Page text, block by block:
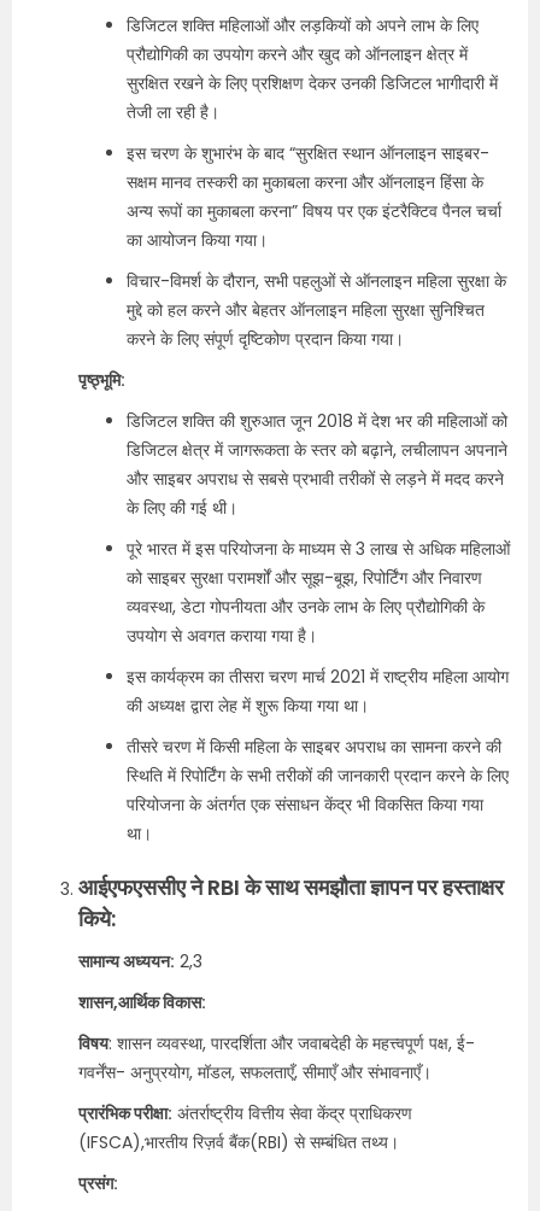
डिजिटल शक्ति महिलाओं और लड़कियों को अपने लाभ के लिए
प्रौद्योगिकी का उपयोग करने और खुद को ऑनलाइन क्षेत्र में
सुरक्षित रखने के लिए प्रशिक्षण देकर उनकी डिजिटल भागीदारी में
तेजी ला रही है।
इस चरण के शुभारंभ के बाद “सुरक्षित स्थान ऑनलाइन साइबर-
सक्षम मानव तस्करी का मुकाबला करना और ऑनलाइन हिंसा के
अन्य रूपों का मुकाबला करना” विषय पर एक इंटरैक्टिव पैनल चर्चा
का आयोजन किया गया।
विचार-विमर्श के दौरान, सभी पहलुओं से ऑनलाइन महिला सुरक्षा के
मुद्दे को हल करने और बेहतर ऑनलाइन महिला सुरक्षा सुनिश्चित
करने के लिए संपूर्ण दृष्टिकोण प्रदान किया गया।
पृष्ठ्भूमि:
डिजिटल शक्ति की शुरुआत जून 2018 में देश भर की महिलाओं को
डिजिटल क्षेत्र में जागरूकता के स्तर को बढ़ाने, लचीलापन अपनाने
और साइबर अपराध से सबसे प्रभावी तरीकों से लड़ने में मदद करने
के लिए की गई थी।
पूरे भारत में इस परियोजना के माध्यम से 3 लाख से अधिक महिलाओं
को साइबर सुरक्षा परामर्शों और सूझ-बूझ, रिपोर्टिंग और निवारण
व्यवस्था, डेटा गोपनीयता और उनके लाभ के लिए प्रौद्योगिकी के
उपयोग से अवगत कराया गया है।
इस कार्यक्रम का तीसरा चरण मार्च 2021 में राष्ट्रीय महिला आयोग
की अध्यक्ष द्वारा लेह में शुरू किया गया था।
तीसरे चरण में किसी महिला के साइबर अपराध का सामना करने की
स्थिति में रिपोर्टिंग के सभी तरीकों की जानकारी प्रदान करने के लिए
परियोजना के अंतर्गत एक संसाधन केंद्र भी विकसित किया गया
था।
आईएफएससीए ने RBI के साथ समझौता ज्ञापन पर हस्ताक्षर
किये:
सामान्य अध्ययन: 2,3
शासन,आर्थिक विकास:
विषय: शासन व्यवस्था, पारदर्शिता और जवाबदेही के महत्त्वपूर्ण पक्ष, ई-
गवर्नेंस- अनुप्रयोग, मॉडल, सफलताएँ, सीमाएँ और संभावनाएँ।
प्रारंभिक परीक्षा: अंतर्राष्ट्रीय वित्तीय सेवा केंद्र प्राधिकरण
(IFSCA),भारतीय रिज़र्व बैंक(RBI) से सम्बंधित तथ्य।
प्रसंग: